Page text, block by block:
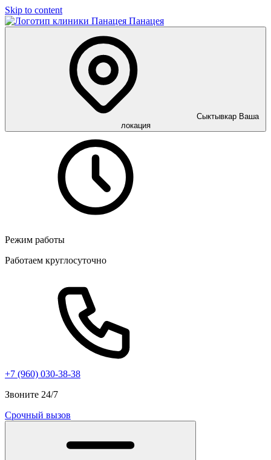
Skip to content
Панацея
Сыктывкар Ваша
локация
Режим работы
Работаем круглосуточно
+7 (960) 030-38-38
Звоните 24/7
Срочный вызов